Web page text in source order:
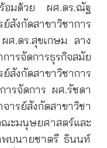
อมด้วย ผศ.ดร.ณัฐ
งกัดสาขาวิชาการ
ศ.ดร.สุขเกษม ลาง
ารจัดการธุรกิจสมัย
งกัดสาขาวิชาการ
ารจัดการ ผศ.รัชดา
งกัดสาขาวิชา
นุษยศาสตร์และ
พบนายชาตรี ธินนท์